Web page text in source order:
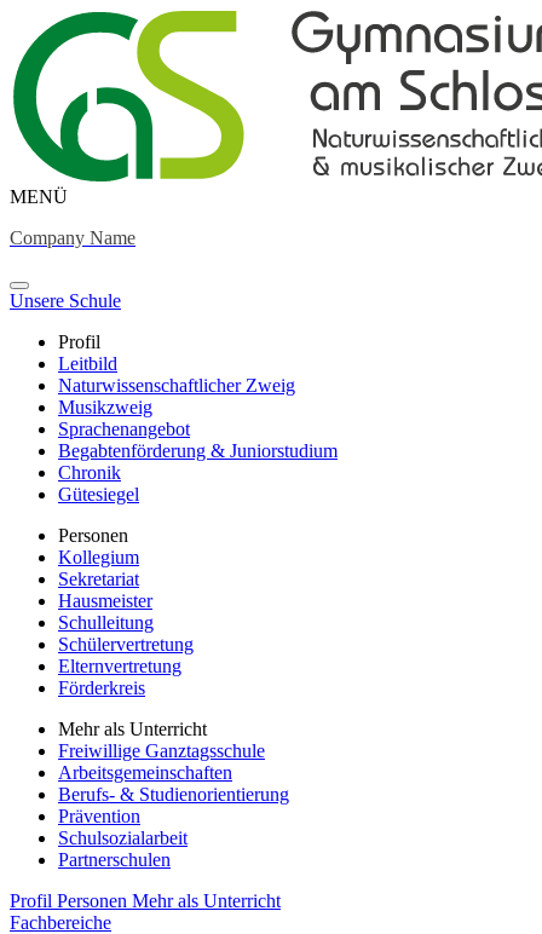
MENÜ
Company Name
Unsere Schule
Profil
Leitbild
Naturwissenschaftlicher Zweig
Musikzweig
Sprachenangebot
Begabtenförderung & Juniorstudium
Chronik
Gütesiegel
Personen
Kollegium
Sekretariat
Hausmeister
Schulleitung
Schülervertretung
Elternvertretung
Förderkreis
Mehr als Unterricht
Freiwillige Ganztagsschule
Arbeitsgemeinschaften
Berufs- & Studienorientierung
Prävention
Schulsozialarbeit
Partnerschulen
Profil Personen Mehr als Unterricht
Fachbereiche